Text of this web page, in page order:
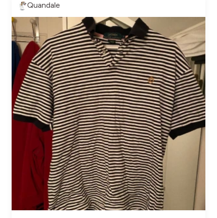
Quandale